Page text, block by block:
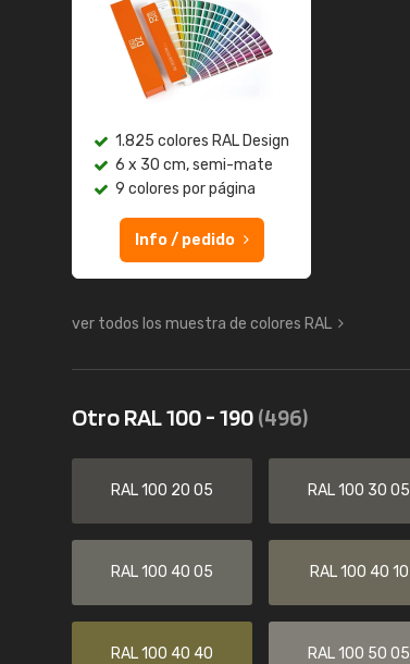
1.825 colores RAL Design
6 x 30 cm, semi-mate
9 colores por página
Info / pedido
ver todos los muestra de colores RAL
Otro RAL 100 - 190(496)
RAL 100 20 05 RAL 100 30 05
RAL 100 40 05 RAL 100 40 10
RAL 100 40 40 RAL 100 50 05